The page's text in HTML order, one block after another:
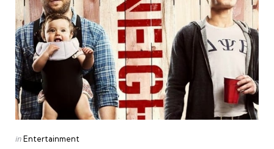
Categories
Posted
inEntertainment